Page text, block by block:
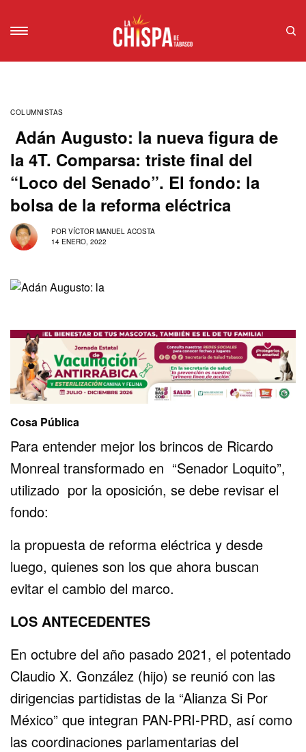
COLUMNISTAS
Adán Augusto: la nueva figura de
la 4T. Comparsa: triste final del
“Loco del Senado”. El fondo: la
bolsa de la reforma eléctrica
POR VÍCTOR MANUEL ACOSTA
14 ENERO, 2022
Cosa Pública
Para entender mejor los brincos de Ricardo
Monreal transformado en “Senador Loquito”,
utilizado por la oposición, se debe revisar el
fondo:
la propuesta de reforma eléctrica y desde
luego, quienes son los que ahora buscan
evitar el cambio del marco.
LOS ANTECEDENTES
En octubre del año pasado 2021, el potentado
Claudio X. González (hijo) se reunió con las
dirigencias partidistas de la “Alianza Si Por
México” que integran PAN-PRI-PRD, así como
las coordinaciones parlamentarias del